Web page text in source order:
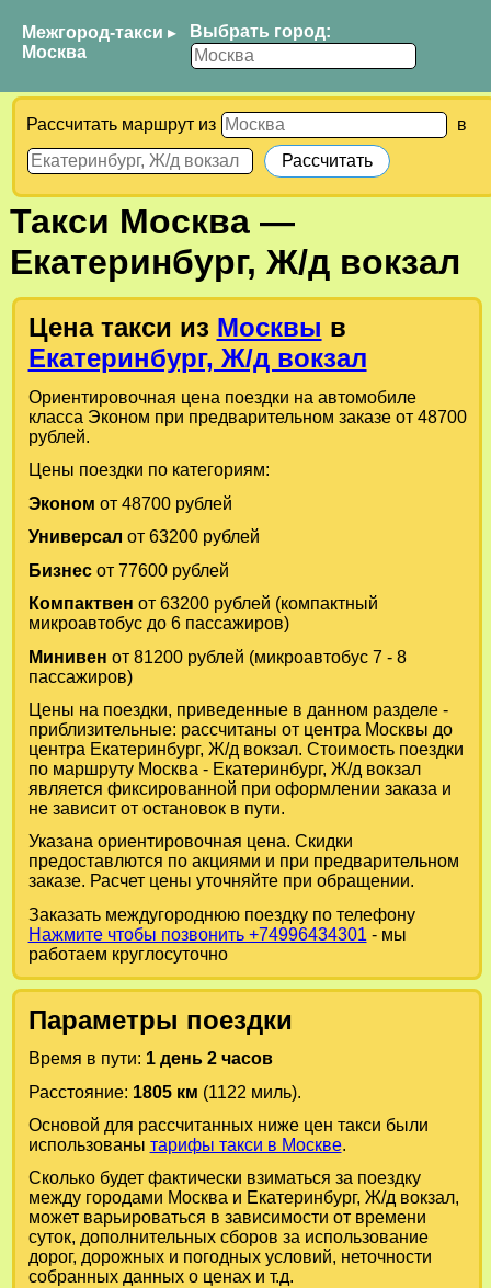
Межгород-такси ▸
Москва
Выбрать город:
Рассчитать маршрут из в
Такси Москва—
Екатеринбург, Ж/д вокзал
Цена такси из Москвы в
Екатеринбург, Ж/д вокзал
Ориентировочная цена поездки на автомобиле
класса Эконом при предварительном заказе от 48700
рублей.
Цены поездки по категориям:
Эконом от 48700 рублей
Универсал от 63200 рублей
Бизнесот 77600 рублей
Компактвен от 63200 рублей (компактный
микроавтобус до 6 пассажиров)
Минивен от 81200 рублей (микроавтобус 7 - 8
пассажиров)
Цены на поездки, приведенные в данном разделе -
приблизительные: рассчитаны от центра Москвы до
центра Екатеринбург, Ж/д вокзал. Стоимость поездки
по маршруту Москва - Екатеринбург, Ж/д вокзал
является фиксированной при оформлении заказа и
не зависит от остановок в пути.
Указана ориентировочная цена. Скидки
предоставлются по акциями и при предварительном
заказе. Расчет цены уточняйте при обращении.
Заказать междугороднюю поездку по телефону
Нажмите чтобы позвонить +74996434301 - мы
работаем круглосуточно
Параметры поездки
Время в пути: 1 день 2 часов
Расстояние: 1805 км (1122 миль).
Основой для рассчитанных ниже цен такси были
использованы тарифы такси в Москве.
Сколько будет фактически взиматься за поездку
между городами Москваи Екатеринбург, Ж/д вокзал,
может варьироваться в зависимости от времени
суток, дополнительных сборов за использование
дорог, дорожных и погодных условий, неточности
собранных данных о ценах и т.д.